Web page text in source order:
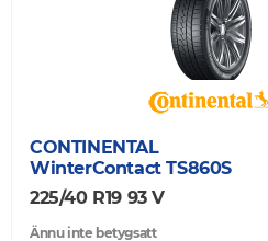
CONTINENTAL
WinterContact TS860S
225/40 R19 93 V
Ännu inte betygsatt